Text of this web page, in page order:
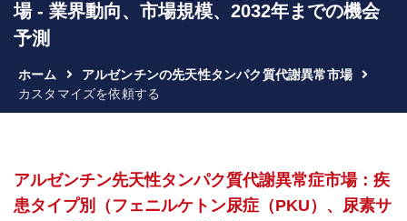
場 - 業界動向、市場規模、2032年までの機会
予測
ホーム
アルゼンチンの先天性タンパク質代謝異常市場
カスタマイズを依頼する
アルゼンチン先天性タンパク質代謝異常症市場：疾
患タイプ別（フェニルケトン尿症（PKU）、尿素サ